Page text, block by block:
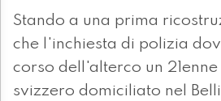
Stando a una prima
che l'inchiesta di polizia
corso dell'alterco un
svizzero domiciliato nel